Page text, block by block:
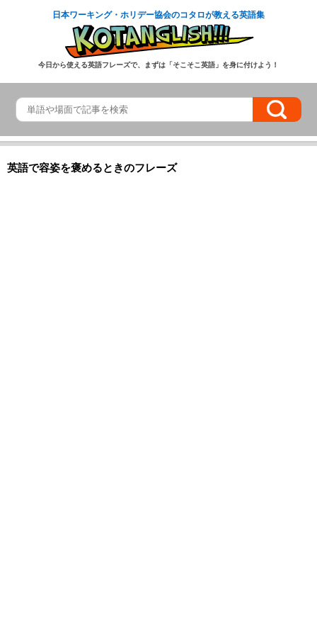
日本ワーキング・ホリデー協会のコタロが教える英語集
今日から使える英語フレーズで、まずは「そこそこ英語」を身に付けよう！
英語で容姿を褒めるときのフレーズ